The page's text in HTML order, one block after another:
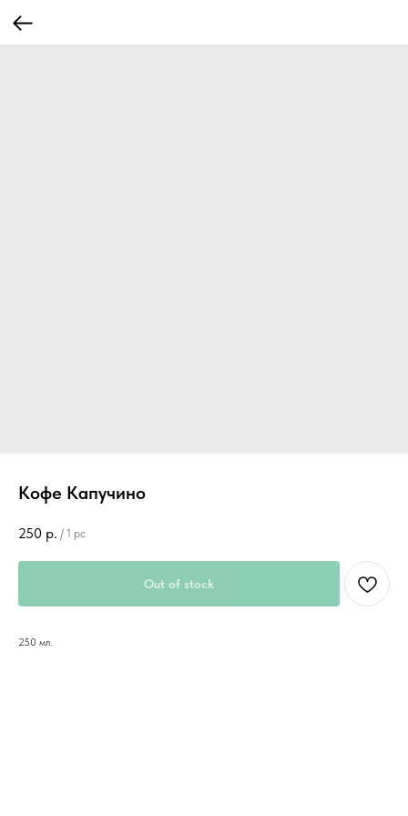
Кофе Капучино
250 р. / 1 pc
Out of stock
250 мл.